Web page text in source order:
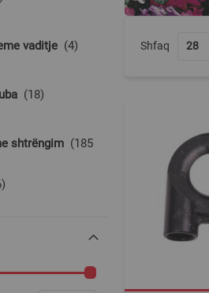
Shfaq
vaditje
4produkte
18produkte
shtrëngim
185
produkte